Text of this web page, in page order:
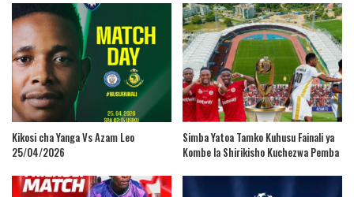
Kikosi cha Yanga Vs Azam Leo
25/04/2026
Simba Yatoa Tamko Kuhusu Fainali ya
Kombe la Shirikisho Kuchezwa Pemba